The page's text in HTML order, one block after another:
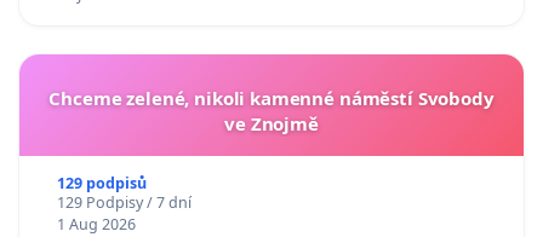
Chceme zelené, nikoli kamenné náměstí Svobody
ve Znojmě
129 podpisů
129 Podpisy / 7 dní
1 Aug 2026